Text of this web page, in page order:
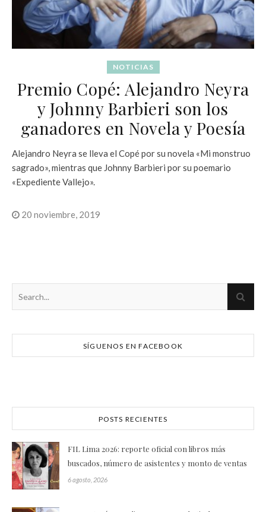
NOTICIAS
Premio Copé: Alejandro Neyra
y Johnny Barbieri son los
ganadores en Novela y Poesía
Alejandro Neyra se lleva el Copé por su novela «Mi monstruo
sagrado», mientras que Johnny Barbieri por su poemario
«Expediente Vallejo».
20 noviembre, 2019
SÍGUENOS EN FACEBOOK
POSTS RECIENTES
FIL Lima 2026: reporte oficial con libros más
buscados, número de asistentes y monto de ventas
6 agosto, 2026